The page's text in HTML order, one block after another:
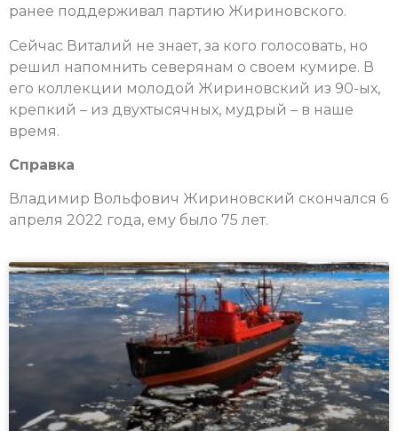
ранее поддерживал партию Жириновского.
Сейчас Виталий не знает, за кого голосовать, но
решил напомнить северянам о своем кумире. В
его коллекции молодой Жириновский из 90-ых,
крепкий – из двухтысячных, мудрый – в наше
время.
Справка
Владимир Вольфович Жириновский скончался 6
апреля 2022 года, ему было 75 лет.